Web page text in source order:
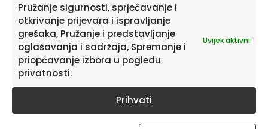
Pružanje sigurnosti, sprječavanje i
otkrivanje prijevara i ispravljanje
grešaka, Pružanje i predstavljanje
oglašavanja i sadržaja, Spremanje i
priopćavanje izbora u pogledu
privatnosti.
Uvijek aktivni
Prihvati